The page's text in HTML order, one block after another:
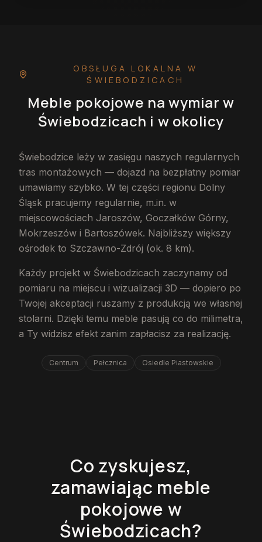
OBSŁUGA LOKALNA W
ŚWIEBODZICACH
Meble pokojowe na wymiar w
Świebodzicach i w okolicy
Świebodzice leży w zasięgu naszych regularnych
tras montażowych — dojazd na bezpłatny pomiar
umawiamy szybko. W tej części regionu Dolny
Śląsk pracujemy regularnie, m.in. w
miejscowościach Jaroszów, Goczałków Górny,
Mokrzeszów i Bartoszówek. Najbliższy większy
ośrodek to Szczawno-Zdrój (ok. 8 km).
Każdy projekt w Świebodzicach zaczynamy od
pomiaru na miejscu i wizualizacji 3D — dopiero po
Twojej akceptacji ruszamy z produkcją we własnej
stolarni. Dzięki temu meble pasują co do milimetra,
a Ty widzisz efekt zanim zapłacisz za realizację.
Centrum Pełcznica Osiedle Piastowskie
Co zyskujesz,
zamawiając meble
pokojowe w
Świebodzicach?